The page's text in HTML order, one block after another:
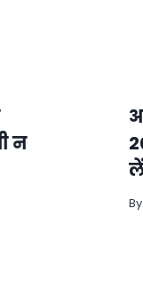
न
By